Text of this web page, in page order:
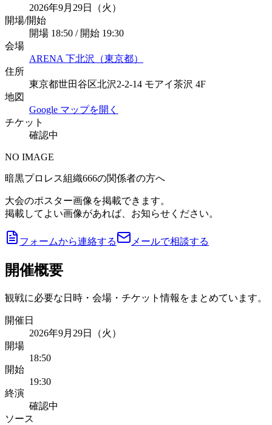
2026年9月29日（火）
開場/開始
開場 18:50 / 開始 19:30
会場
ARENA 下北沢（東京都）
住所
東京都世田谷区北沢2-2-14 モアイ茶沢 4F
地図
Google マップを開く
チケット
確認中
NO IMAGE
暗黒プロレス組織666の関係者の方へ
大会のポスター画像を掲載できます。
掲載してよい画像があれば、お知らせください。
フォームから連絡する メールで相談する
開催概要
観戦に必要な日時・会場・チケット情報をまとめています。
開催日
2026年9月29日（火）
開場
18:50
開始
19:30
終演
確認中
ソース